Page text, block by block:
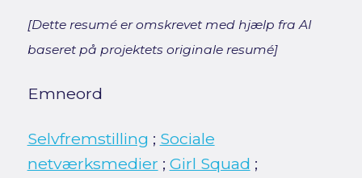
[Dette resumé er omskrevet med hjælp fra AI
baseret på projektets originale resumé]
Emneord
Selvfremstilling ; Sociale
netværksmedier ; Girl Squad ;